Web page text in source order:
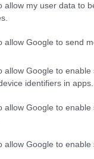
allow my user data to
allow Google to send
allow Google to
identifiers in apps.
allow Google to
allow Google to
impatto
59 posizioni,
Questo
svolto fino ad
per
sul